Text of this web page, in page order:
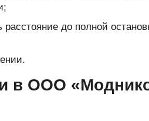
до полной
в ООО